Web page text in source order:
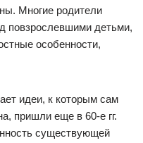
Многие родители
повзрослевшими детьми,
особенности,
идеи, к которым сам
пришли еще в 60-е гг.
существующей